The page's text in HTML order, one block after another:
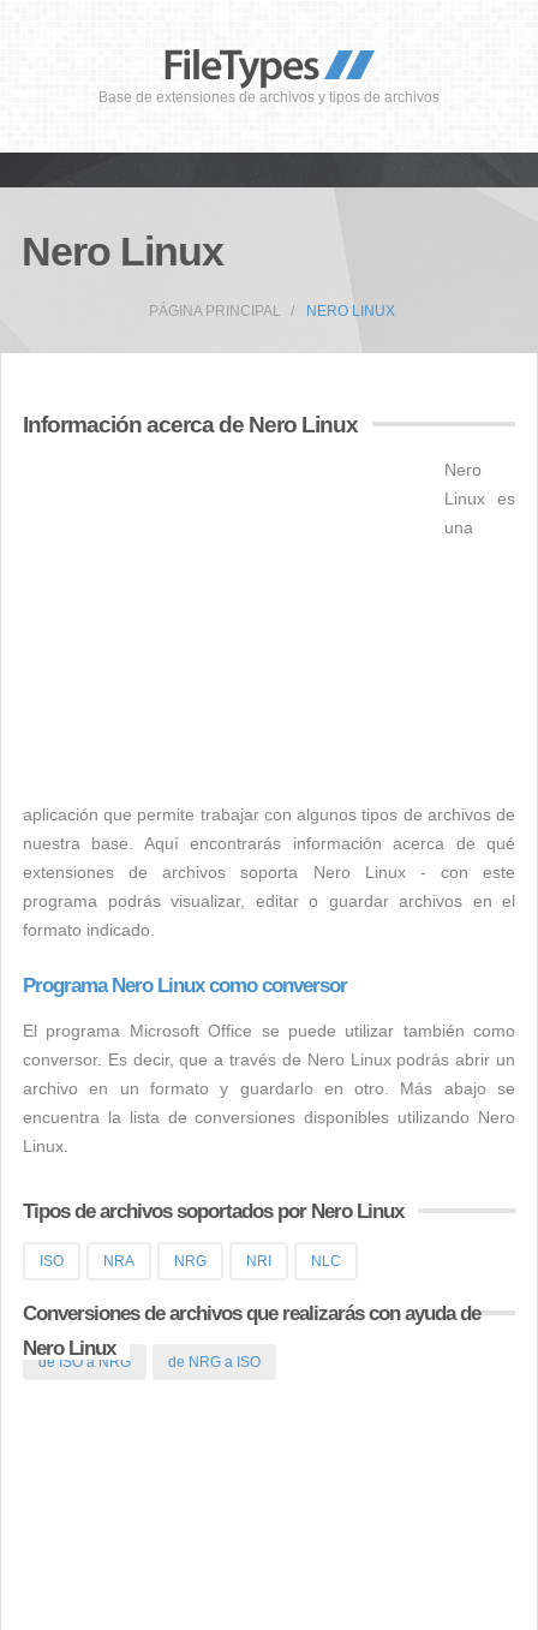
Base de extensiones de archivos y tipos de archivos
Nero Linux
PÁGINA PRINCIPAL NERO LINUX
Información acerca de Nero Linux
Nero
Linux es
una
aplicación que permite trabajar con algunos tipos de archivos de
nuestra base. Aquí encontrarás información acerca de qué
extensiones de archivos soporta Nero Linux - con este
programa podrás visualizar, editar o guardar archivos en el
formato indicado.
Programa Nero Linux como conversor
El programa Microsoft Office se puede utilizar también como
conversor. Es decir, que a través de Nero Linux podrás abrir un
archivo en un formato y guardarlo en otro. Más abajo se
encuentra la lista de conversiones disponibles utilizando Nero
Linux.
Tipos de archivos soportados por Nero Linux
ISO NRA NRG NRI NLC
Conversiones de archivos que realizarás con ayuda de
Nero Linux
de ISO a NRG de NRG a ISO